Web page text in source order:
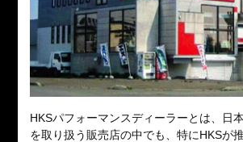
HKSパフォーマンスディーラーとは、日
を取り扱う販売店の中でも、特にHKSが